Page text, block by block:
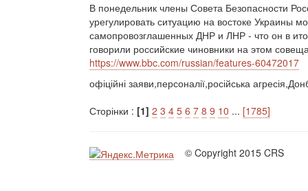
В понедельник члены Совета Безопасности
урегулировать ситуацию на востоке Украины
самопровозглашенных ДНР и ЛНР - что он в
говорили российские чиновники на этом
https://www.bbc.com/russian/features-60472017
офіційні заяви,персоналії,російська
Сторінки : [1] 2 3 4 5 6 7 8 9 10 ... [1785]
© Copyright 2015 CRS